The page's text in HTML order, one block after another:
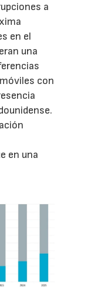
a
en el
una
con
en una